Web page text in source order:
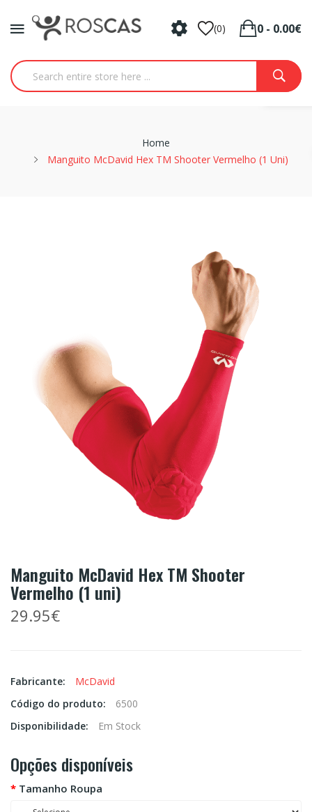
(0) 0 - 0.00€
Home
Manguito McDavid Hex TM Shooter Vermelho (1 Uni)
Manguito McDavid Hex TM Shooter
Vermelho (1 uni)
29.95€
Fabricante:
McDavid
Código do produto:
6500
Disponibilidade:
Em Stock
Opções disponíveis
Tamanho Roupa